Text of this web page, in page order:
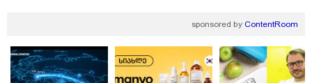
კატეგორიის ყველა სიახლე
sponsored by ContentRoom